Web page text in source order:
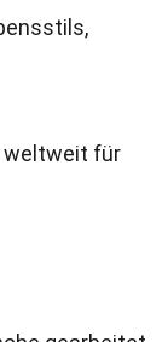
weltweit für